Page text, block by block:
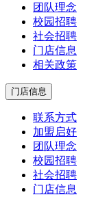
团队理念
校园招聘
社会招聘
门店信息
相关政策
门店信息
联系方式
加盟启好
团队理念
校园招聘
社会招聘
门店信息